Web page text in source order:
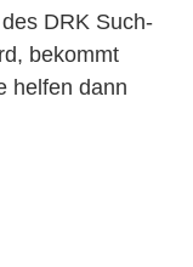
DRK Such-
bekommt
helfen dann